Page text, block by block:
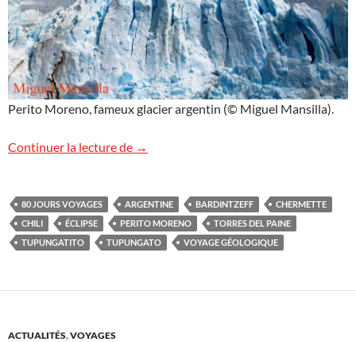
Perito Moreno, fameux glacier argentin (© Miguel Mansilla).
Continuer la lecture de Voyage « volcans et éclipse » en
→
80 JOURS VOYAGES ARGENTINE BARDINTZEFF
CHERMETTE
CHILI
ÉCLIPSE PERITO MORENO
TORRES DEL PAINE
TUPUNGATITO
TUPUNGATO VOYAGE GÉOLOGIQUE
ACTUALITÉS,VOYAGES